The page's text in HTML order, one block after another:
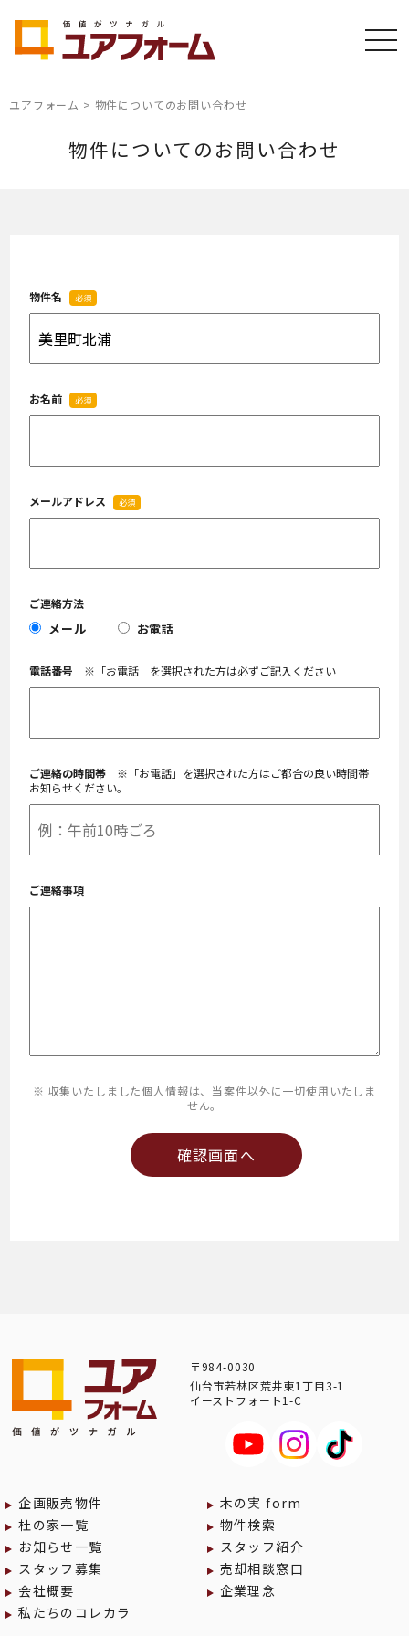
ユアフォーム > 物件についてのお問い合わせ
物件についてのお問い合わせ
物件名 必須
お名前 必須
メールアドレス 必須
ご連絡方法
メール お電話
電話番号 ※「お電話」を選択された方は必ずご記入ください
ご連絡の時間帯 ※「お電話」を選択された方はご都合の良い時間帯
お知らせください。
ご連絡事項
※ 収集いたしました個人情報は、当案件以外に一切使用いたしま
せん。
〒984-0030
仙台市若林区荒井東1丁目3-1
イーストフォート1-C
企画販売物件
木の実 form
杜の家一覧
物件検索
お知らせ一覧
スタッフ紹介
スタッフ募集
売却相談窓口
会社概要
企業理念
私たちのコレカラ